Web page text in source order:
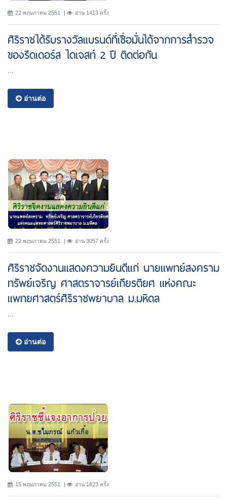
22 พฤษภาคม 2551 อ่าน 1413 ครั้ง
ศิริราชได้รับรางวัลแบรนด์ที่เชื่อมั่นได้จากการสำรวจ
ของรีดเดอร์ส ไดเจสท์ 2 ปี ติดต่อกัน
อ่านต่อ
22 พฤษภาคม 2551 อ่าน 3057 ครั้ง
ศิริราชจัดงานแสดงความยินดีแก่ นายแพทย์สงคราม
ทรัพย์เจริญ ศาสตราจารย์เกียรติยศ แห่งคณะ
แพทยศาสตร์ศิริราชพยาบาล ม.มหิดล
อ่านต่อ
15 พฤษภาคม 2551 อ่าน 1823 ครั้ง